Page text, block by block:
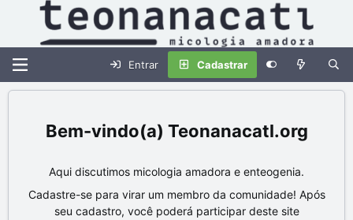
Entrar Cadastrar
Teonanacatl.org
Aqui discutimos micologia amadora e enteogenia.
Cadastre-se para virar um membro da comunidade! Após
seu cadastro, você poderá participar deste site